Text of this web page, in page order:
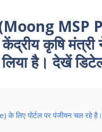
(Moong MSP
कृषि मंत्री
है। देखें
लिए पोर्टल पर पंजीयन चल रहे है।